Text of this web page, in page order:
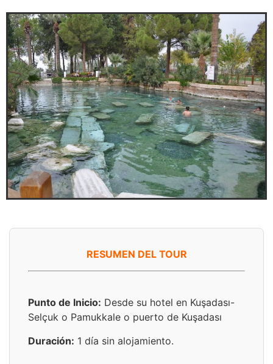
RESUMEN DEL TOUR
Punto de Inicio: Desde su hotel en Kuşadası-
Selçuk o Pamukkale o puerto de Kuşadası
Duración: 1 día sin alojamiento.